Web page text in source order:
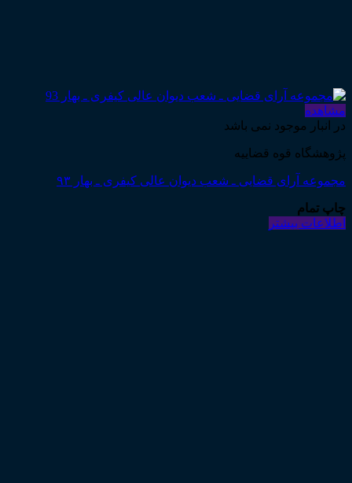
مشاهده
در انبار موجود نمی باشد
پژوهشگاه قوه قضاییه
مجموعه آرای قضایی ـ شعب دیوان عالی کیفری ـ بهار ۹۳
چاپ تمام
اطلاعات بیشتر